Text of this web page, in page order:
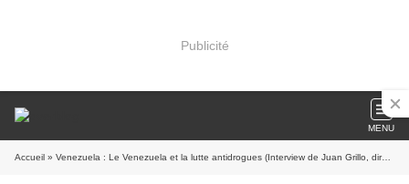
Publicité
MENU
Accueil » Venezuela : Le Venezuela et la lutte antidrogues (Interview de Juan Grillo, directeur de l'Agence Nationale Antidrogues)